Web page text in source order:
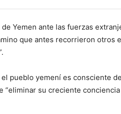
Yemen ante las fuerzas
que antes recorrieron otros
pueblo yemení es consciente
“eliminar su creciente